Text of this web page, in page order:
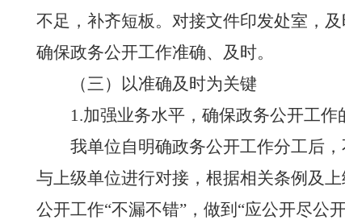
不足，补齐短板。对接文件印发处室，
确保政务公开工作准确、及时。
（三）以准确及时为关键
1.加强业务水平，确保政务公开工作
我单位自明确政务公开工作分工后
与上级单位进行对接，根据相关条例及
公开工作“不漏不错”，做到“应公开尽公开